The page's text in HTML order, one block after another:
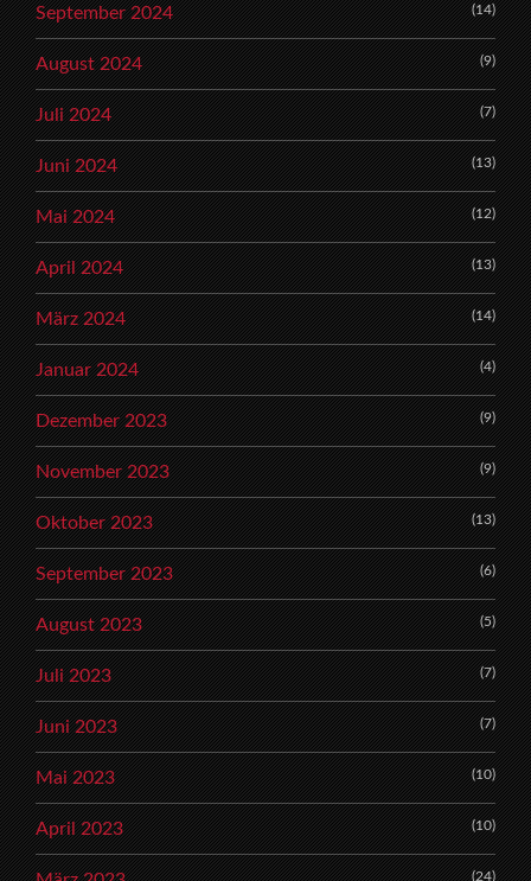
September 2024 (14)
August 2024 (9)
Juli 2024 (7)
Juni 2024 (13)
Mai 2024 (12)
April 2024 (13)
März 2024 (14)
Januar 2024 (4)
Dezember 2023 (9)
November 2023 (9)
Oktober 2023 (13)
September 2023 (6)
August 2023 (5)
Juli 2023 (7)
Juni 2023 (7)
Mai 2023 (10)
April 2023 (10)
(24)